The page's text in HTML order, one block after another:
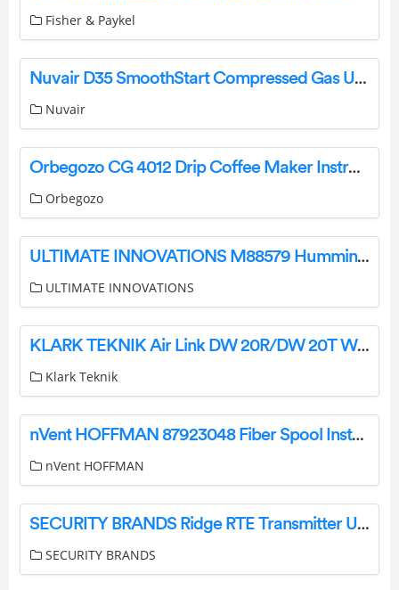
Fisher & Paykel
Nuvair D35 SmoothStart Compressed Gas User Guide
Nuvair
Orbegozo CG 4012 Drip Coffee Maker Instruction Manual
Orbegozo
ULTIMATE INNOVATIONS M88579 Hummingbird Feeder and 3pc Cuphea Plants User Guide
ULTIMATE INNOVATIONS
KLARK TEKNIK Air Link DW 20R/DW 20T Wireless Stereo Receiver User Guide
Klark Teknik
nVent HOFFMAN 87923048 Fiber Spool Instruction Manual
nVent HOFFMAN
SECURITY BRANDS Ridge RTE Transmitter User Guide
SECURITY BRANDS